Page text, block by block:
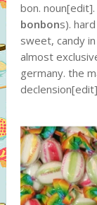
bon. noun[edit].
bonbons).
sweet, candy
almost
germany. the